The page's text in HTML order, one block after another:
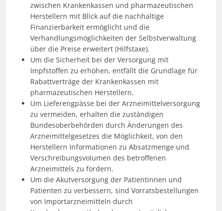
zwischen Krankenkassen und pharmazeutischen
Herstellern mit Blick auf die nachhaltige
Finanzierbarkeit ermöglicht und die
Verhandlungsmöglichkeiten der Selbstverwaltung
über die Preise erweitert (Hilfstaxe).
Um die Sicherheit bei der Versorgung mit
Impfstoffen zu erhöhen, entfällt die Grundlage für
Rabattverträge der Krankenkassen mit
pharmazeutischen Herstellern.
Um Lieferengpässe bei der Arzneimittelversorgung
zu vermeiden, erhalten die zuständigen
Bundesoberbehörden durch Änderungen des
Arzneimittelgesetzes die Möglichkeit, von den
Herstellern Informationen zu Absatzmenge und
Verschreibungsvolumen des betroffenen
Arzneimittels zu fordern.
Um die Akutversorgung der Patientinnen und
Patienten zu verbessern, sind Vorratsbestellungen
von Importarzneimitteln durch